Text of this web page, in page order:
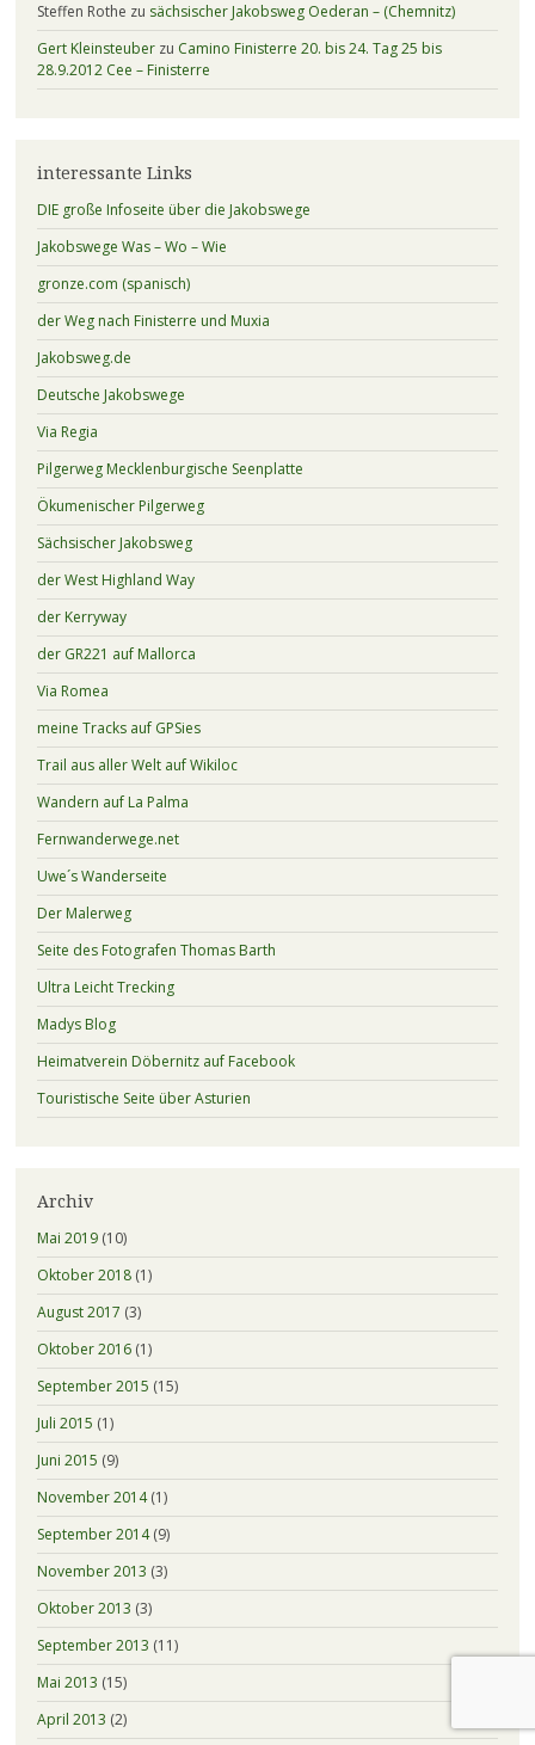
Steffen Rothe zu sächsischer Jakobsweg Oederan – (Chemnitz)
Gert Kleinsteuberzu Camino Finisterre 20. bis 24. Tag 25 bis
28.9.2012 Cee – Finisterre
interessante Links
DIE große Infoseite über die Jakobswege
Jakobswege Was – Wo – Wie
gronze.com (spanisch)
der Weg nach Finisterre und Muxia
Jakobsweg.de
Deutsche Jakobswege
Via Regia
Pilgerweg Mecklenburgische Seenplatte
Ökumenischer Pilgerweg
Sächsischer Jakobsweg
der West Highland Way
der Kerryway
der GR221 auf Mallorca
Via Romea
meine Tracks auf GPSies
Trail aus aller Welt auf Wikiloc
Wandern auf La Palma
Fernwanderwege.net
Uwe´s Wanderseite
Der Malerweg
Seite des Fotografen Thomas Barth
Ultra Leicht Trecking
Madys Blog
Heimatverein Döbernitz auf Facebook
Touristische Seite über Asturien
Archiv
Mai 2019(10)
Oktober 2018(1)
August 2017 (3)
Oktober 2016(1)
September 2015 (15)
Juli 2015 (1)
Juni 2015 (9)
November 2014(1)
September 2014(9)
November 2013 (3)
Oktober 2013 (3)
September 2013 (11)
Mai 2013 (15)
April 2013 (2)